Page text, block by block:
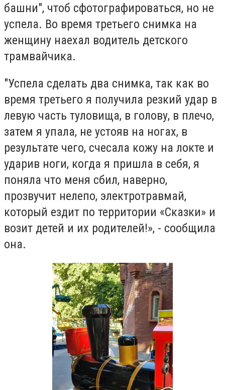
башни", чтоб сфотографироваться, но не
успела. Во время третьего снимка на
женщину наехал водитель детского
трамвайчика.
"Успела сделать два снимка, так как во
время третьего я получила резкий удар в
левую часть туловища, в голову, в плечо,
затем я упала, не устояв на ногах, в
результате чего, счесала кожу на локте и
ударив ноги, когда я пришла в себя, я
поняла что меня сбил, наверно,
прозвучит нелепо, электротравмай,
который ездит по территории «Сказки» и
возит детей и их родителей!», - сообщила
она.